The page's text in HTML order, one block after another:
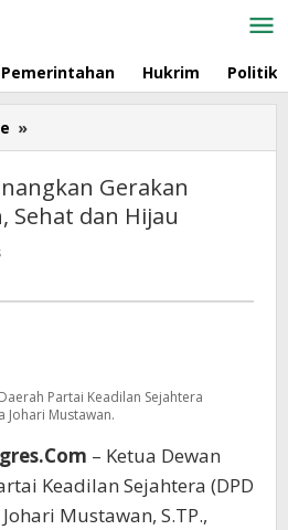
Pemerintahan Hukrim Politik
»
Surabaya
Canangkan
Gerakan
Kampung
Gerakan
Sehat dan Hijau
Partai Keadilan Sejahtera
Johari Mustawan.
– Ketua Dewan
Keadilan Sejahtera (DPD
Mustawan, S.TP.,